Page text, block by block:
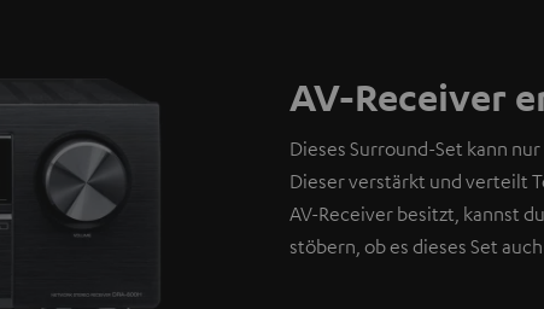
AV-Receiver
Dieses Surround-Set kann
Dieser verstärkt und verteilt
AV-Receiver besitzt, kannst
stöbern, ob es dieses Set